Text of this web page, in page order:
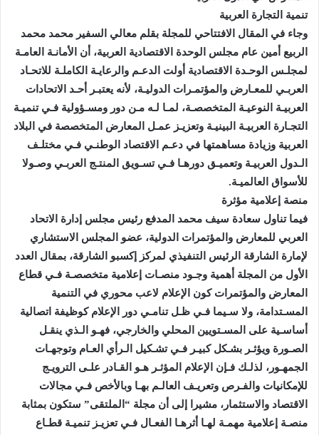
تنمية التجارة العربية
وجاء في المقال الافتتاحي للمجلة بقلم معالي السفير محمد محمد
الربيع أمين عام مجلس الوحدة الاقتصادية العربية، أن الأمانـة العامـة
لمجلـس الوحـدة الاقتصادية أولت الدعـم والرعايـة الكاملـة للاتحـاد
العربـي للمعـارض والمؤتمـرات الدوليـة، لأنه يعتبـر أحـد الاتحادات
العربيـة النوعيـة المتخصصـة، لمـا لـه مـن دور ومسـؤولية فـي تنميـة
التجـارة العربيـة البينيـة وتعزيـز عمـل المعارض المتخصصة في البلاد
العربية وزيادة مساهمتها في دعـم الاقتصاد الوطنـي فـي مختلـف
الـدول العربيـة وتعميـق دورهـا فـي تسـويق المنتـج العربـي وصـولا
للأسواق العالميـة.
منصة إعلامية مؤثرة
فيما تناول سعادة سيف محمد المدفع رئيس مجلس إدارة الاتحاد
العربي للمعارض والمؤتمرات الدولية، عضو المجلس الاستشاري
لإمارة الشارقة الرئيس التنفيذي لمركز إكسبو الشارقة، بمقال العدد
الأول من المجلة أهمية وجـود منصـات إعلامية متخصصـة فـي قطاع
المعارض والمؤتمرات كون الإعلام لاعب محوري في التنمية
المسـتدامة، ولا سـيما فـي ظـل تنامـي دور الإعلام كوظيفة اتصالية
أساسـية على المسـتويين المحلي والخارجي، فهـو الـذي ينقـل
الصـورة ويؤثـر بشـكل كبيـر فـي تشـكيل الـرأي العـام وتوجهـات
الجمهـور، لذلـك فـإن الإعلام المؤثـر هـو القـادر علـى الترويـج
للإمكانيات والفـرص وتعريـف العالـم بهـا وبالأخص فـي مجالات
الاقتصاد والاستثمار، مشيرا إلى أن مجلة “الملتقى” ستكون بمثابة
منصـة إعلامية مهمـة لهـا أثرهـا الفعـال فـي تعزيـز تنميـة قطـاع